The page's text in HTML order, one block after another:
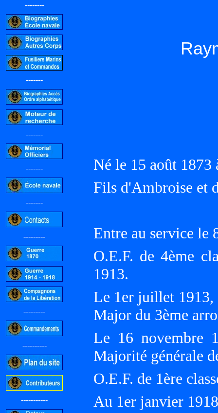
--------
-------
-------
-------
-------
---------
---------
----------
-----------
Né le 15 août
Fils d'Ambroise et
Entre au service le
O.E.F. de 4ème
1913.
Le 1er juillet 1913,
Major du 3ème
Le 16 novembre
Majorité générale
O.E.F. de 1ère
Au 1er janvier